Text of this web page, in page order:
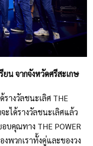
ยน จากจังหวัดศรีสะเกษ
รางวัลชนะเลิศ THE
ะได้รางวัลชนะเลิศแล้ว
บคุณทาง THE POWER
พวกเราทั้งคู่และของวง